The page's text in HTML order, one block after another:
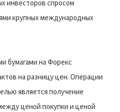
инвесторов спросом
крупных международных
бумагами на Форекс
на разницу цен. Операции
является получение
ценой покупки и ценой